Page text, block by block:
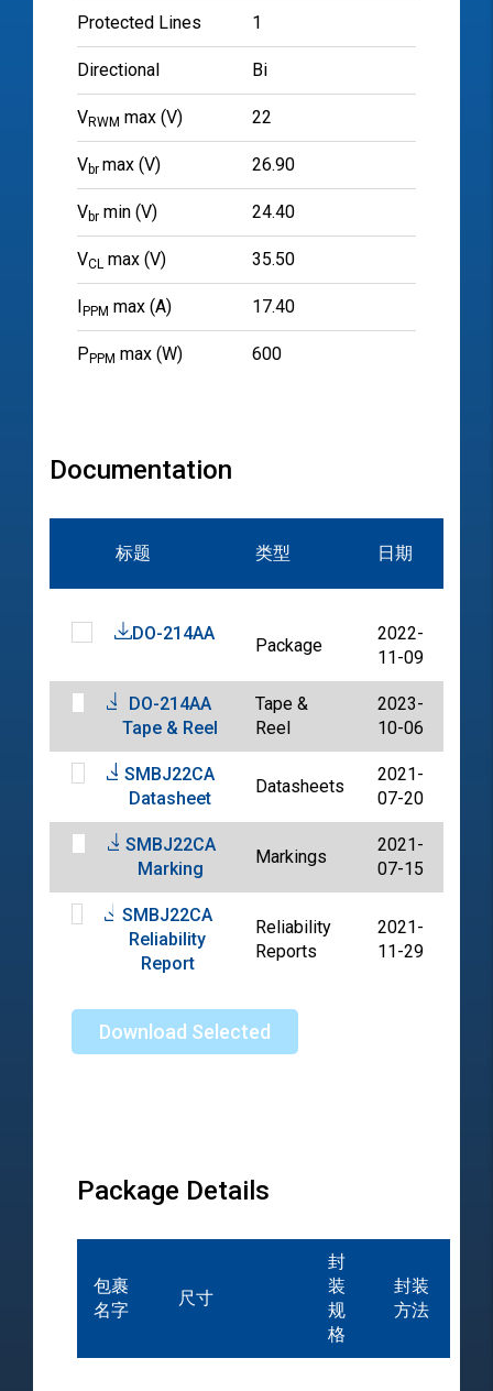
Protected Lines 1
Directional Bi
VRWM max (V) 22
Vbr max (V) 26.90
Vbr min (V) 24.40
VCL max (V) 35.50
PPM max (A) 17.40
P PPM max (W) 600
Documentation
标题 类型 日期
DO-214AA
Package
2022-
11-09
DO-214AA
Tape & Reel
Tape &
Reel
2023-
10-06
SMBJ22CA
Datasheet
Datasheets
2021-
07-20
SMBJ22CA
Marking
Markings
2021-
07-15
SMBJ22CA
Reliability
Report
Reliability
Reports
2021-
11-29
Download Selected
Package Details
包裹
名字
尺寸
封
装
规
格
封装
方法